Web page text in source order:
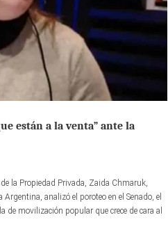
están a la venta” ante la
la Propiedad Privada, Zaida Chmaruk,
analizó el poroteo en el Senado, el
movilización popular que crece de cara al